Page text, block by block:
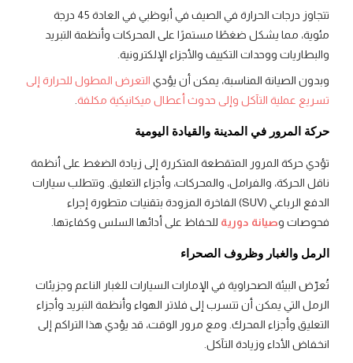
تتجاوز درجات الحرارة في الصيف في أبوظبي في العادة 45 درجة
مئوية، مما يشكل ضغطًا مستمرًا على المحركات وأنظمة التبريد
والبطاريات ووحدات التكييف والأجزاء الإلكترونية.
وبدون الصيانة المناسبة، يمكن أن يؤدي التعرض المطول للحرارة إلى
تسريع عملية التآكل وإلى حدوث أعطال ميكانيكية مكلفة
حركة المرور في المدينة والقيادة اليومية
تؤدي حركة المرور المتقطعة المتكررة إلى زيادة الضغط على أنظمة
ناقل الحركة، والفرامل، والمحركات، وأجزاء التعليق. وتتطلب سيارات
الدفع الرباعي (SUV) الفاخرة المزودة بتقنيات متطورة إجراء
فحوصات وصيانة دورية للحفاظ على أدائها السلس وكفاءتها.
الرمل والغبار وظروف الصحراء
تُعرّض البيئة الصحراوية في الإمارات السيارات للغبار الناعم وجزيئات
الرمل التي يمكن أن تتسرب إلى فلاتر الهواء وأنظمة التبريد وأجزاء
التعليق وأجزاء المحرك. ومع مرور الوقت، قد يؤدي هذا التراكم إلى
انخفاض الأداء وزيادة التآكل.